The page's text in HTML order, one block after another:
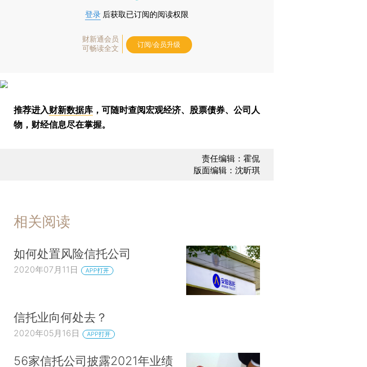
登录 后获取已订阅的阅读权限
财新通会员
可畅读全文
订阅/会员升级
推荐进入财新数据库 ，可随时查阅宏观经济、股票债券、公司人
物，财经信息尽在掌握。
责任编辑：霍侃
版面编辑：沈昕琪
相关阅读
如何处置风险信托公司
2020年07月11日 APP打开
信托业向何处去？
2020年05月16日 APP打开
56家信托公司披露2021年业绩